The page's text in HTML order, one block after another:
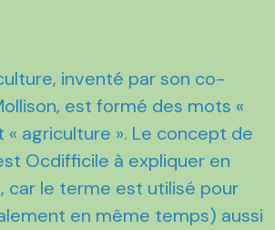
inventé par son co-
est formé des mots «
« agriculture ». Le concept de
Ocdifficile à expliquer en
car le terme est utilisé pour
en même temps) aussi